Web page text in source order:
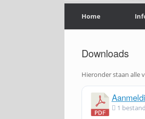
Home
Downloads
Hieronder staan alle
1